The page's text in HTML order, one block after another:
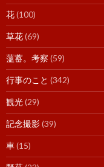
花(100)
草花(69)
薀蓄。考察 (59)
行事のこと (342)
観光(29)
記念撮影(39)
車(15)